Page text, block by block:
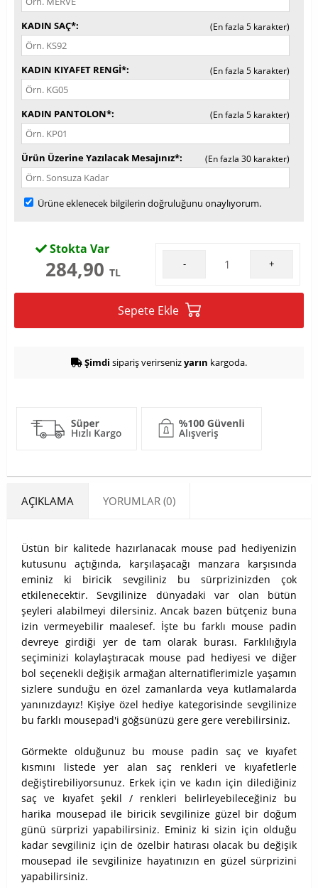
KADIN SAÇ* (En fazla 5 karakter)
KADIN KIYAFET RENGİ* (En fazla 5 karakter)
KADIN PANTOLON* (En fazla 5 karakter)
Ürün Üzerine Yazılacak Mesajınız* (En fazla 30 karakter)
Ürüne eklenecek bilgilerin doğruluğunu onaylıyorum.
Stokta Var
284,90 TL
- +
Sepete Ekle
Şimdi sipariş verirsenizyarın kargoda.
AÇIKLAMA YORUMLAR (0)
Üstün bir kalitede hazırlanacak mouse pad hediyenizin
kutusunu açtığında, karşılaşacağı manzara karşısında
eminiz ki biricik sevgiliniz bu sürprizinizden çok
etkilenecektir. Sevgilinize dünyadaki var olan bütün
şeyleri alabilmeyi dilersiniz. Ancak bazen bütçeniz buna
izin vermeyebilir maalesef. İşte bu farklı mouse padin
devreye girdiği yer de tam olarak burası. Farklılığıyla
seçiminizi kolaylaştıracak mouse pad hediyesi ve diğer
bol seçenekli değişik armağan alternatiflerimizle yaşamın
sizlere sunduğu en özel zamanlarda veya kutlamalarda
yanınızdayız! Kişiye özel hediye kategorisinde sevgilinize
bu farklı mousepad'i göğsünüzü gere gere verebilirsiniz.
Görmekte olduğunuz bu mouse padin saç ve kıyafet
kısmını listede yer alan saç renkleri ve kıyafetlerle
değiştirebiliyorsunuz. Erkek için ve kadın için dilediğiniz
saç ve kıyafet şekil / renkleri belirleyebileceğiniz bu
harika mousepad ile biricik sevgilinize güzel bir doğum
günü sürprizi yapabilirsiniz. Eminiz ki sizin için olduğu
kadar sevgiliniz için de özelbir hatırası olacak bu değişik
mousepad ile sevgilinize hayatınızın en güzel sürprizini
yapabilirsiniz.